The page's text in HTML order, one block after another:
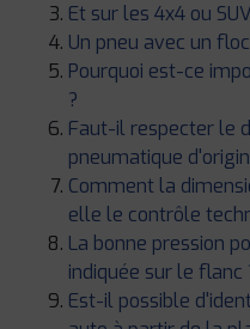
Et sur les 4x4 ou
Un pneu avec un
Pourquoi est-ce
?
Faut-il respecter le
pneumatique
Comment la
elle le contrôle
La bonne pression
indiquée sur le flanc
Est-il possible